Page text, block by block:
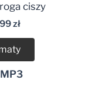
ciszy
zł